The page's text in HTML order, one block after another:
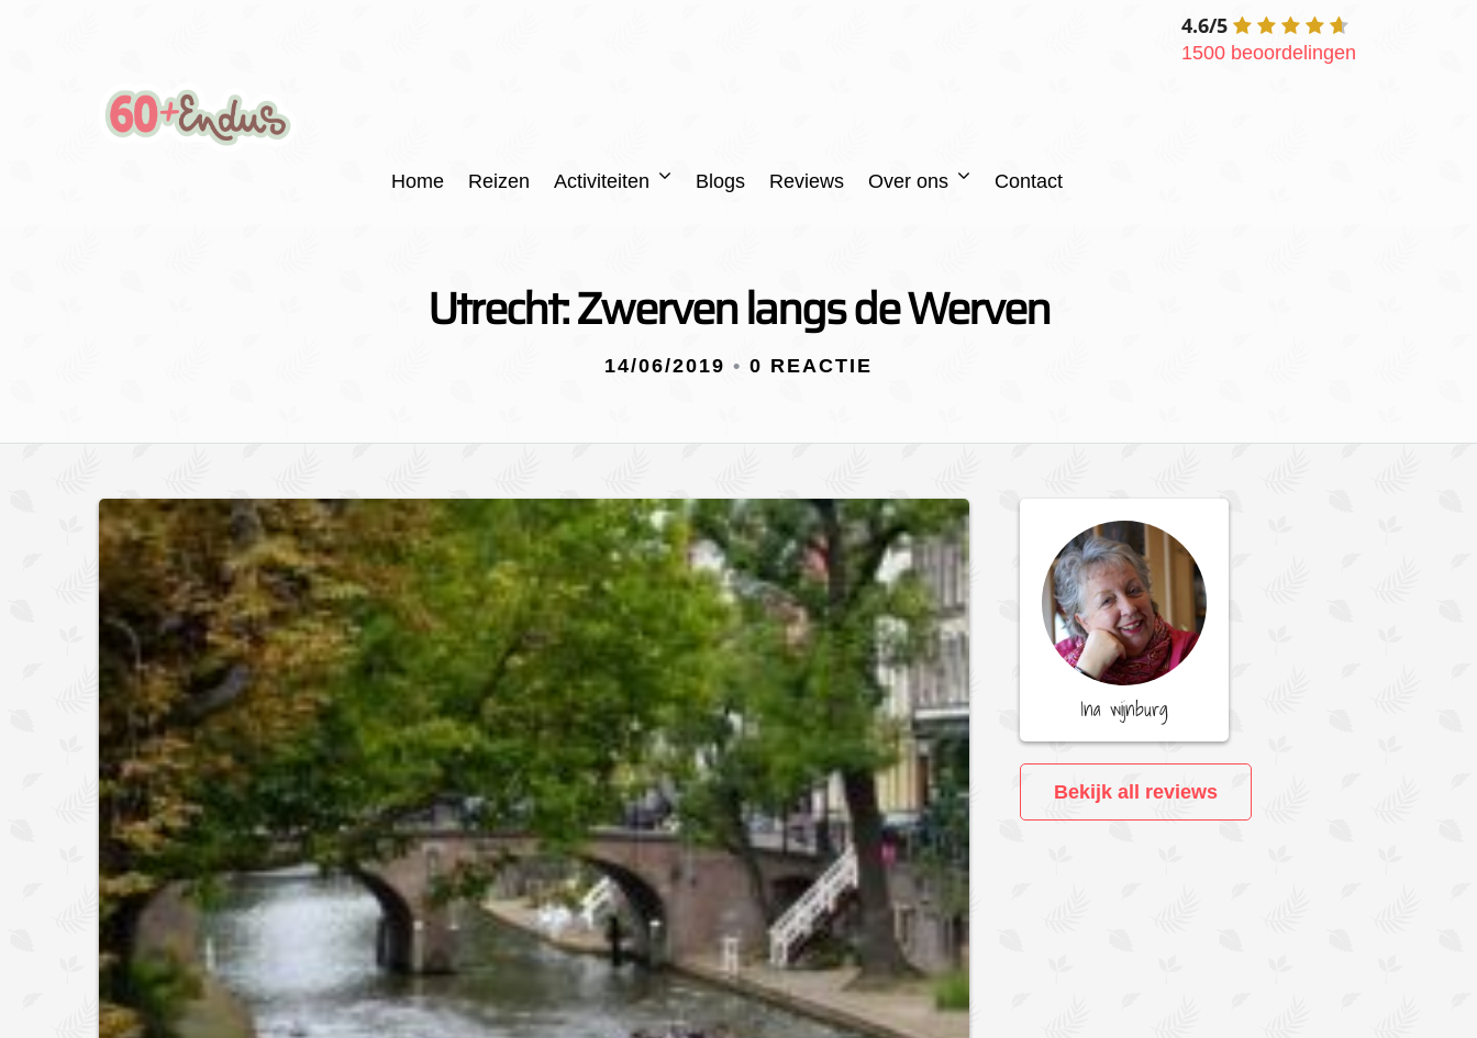
4.6/5
1500 beoordelingen
Home Reizen Activiteiten Blogs Reviews Over ons Contact
Utrecht: Zwerven langs de Werven
14/06/2019 • 0 REACTIE
Ina wijnburg
Bekijk all reviews